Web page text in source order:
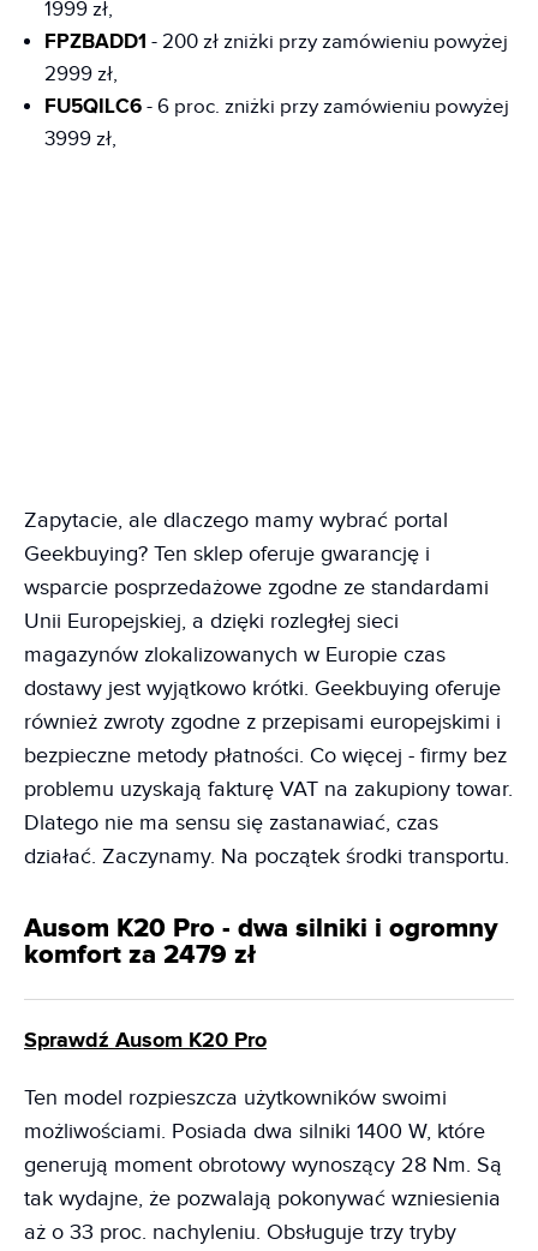
1999 zł,
FPZBADD1 - 200 zł zniżki przy zamówieniu powyżej
2999 zł,
FU5QILC6 - 6 proc. zniżki przy zamówieniu powyżej
3999 zł,
Zapytacie, ale dlaczego mamy wybrać portal
Geekbuying? Ten sklep oferuje gwarancję i
wsparcie posprzedażowe zgodne ze standardami
Unii Europejskiej, a dzięki rozległej sieci
magazynów zlokalizowanych w Europie czas
dostawy jest wyjątkowo krótki. Geekbuying oferuje
również zwroty zgodne z przepisami europejskimi i
bezpieczne metody płatności. Co więcej - firmy bez
problemu uzyskają fakturę VAT na zakupiony towar.
Dlatego nie ma sensu się zastanawiać, czas
działać. Zaczynamy. Na początek środki transportu.
Ausom K20 Pro - dwa silniki i ogromny
komfort za 2479 zł
Sprawdź Ausom K20 Pro
Ten model rozpieszcza użytkowników swoimi
możliwościami. Posiada dwa silniki 1400 W, które
generują moment obrotowy wynoszący 28 Nm. Są
tak wydajne, że pozwalają pokonywać wzniesienia
aż o 33 proc. nachyleniu. Obsługuje trzy tryby